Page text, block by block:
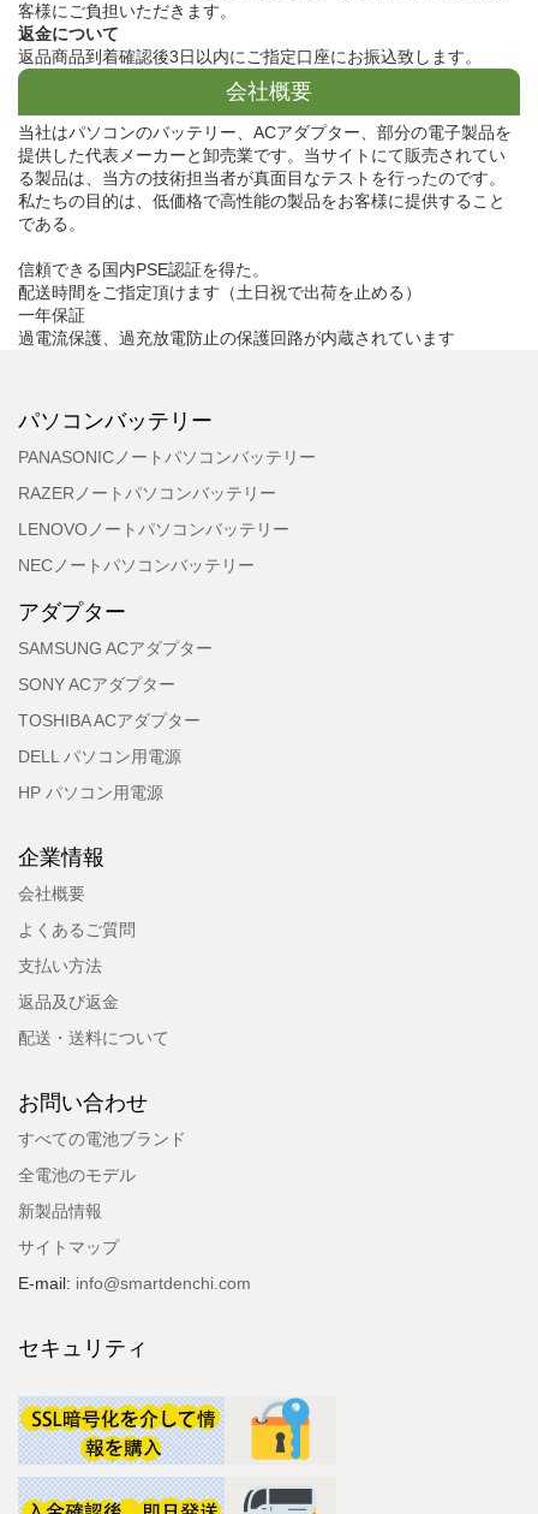
客様にご負担いただきます。
返金について
返品商品到着確認後3日以内にご指定口座にお振込致します。
会社概要
当社はパソコンのバッテリー、ACアダプター、部分の電子製品を
提供した代表メーカーと卸売業です。当サイトにて販売されてい
る製品は、当方の技術担当者が真面目なテストを行ったのです。
私たちの目的は、低価格で高性能の製品をお客様に提供すること
である。
信頼できる国内PSE認証を得た。
配送時間をご指定頂けます（土日祝で出荷を止める）
一年保証
過電流保護、過充放電防止の保護回路が内蔵されています
パソコンバッテリー
PANASONICノートパソコンバッテリー
RAZERノートパソコンバッテリー
LENOVOノートパソコンバッテリー
NECノートパソコンバッテリー
アダプター
SAMSUNG ACアダプター
SONY ACアダプター
TOSHIBA ACアダプター
DELL パソコン用電源
HP パソコン用電源
企業情報
会社概要
よくあるご質問
支払い方法
返品及び返金
配送・送料について
お問い合わせ
すべての電池ブランド
全電池のモデル
新製品情報
サイトマップ
E-mail: info@smartdenchi.com
セキュリティ